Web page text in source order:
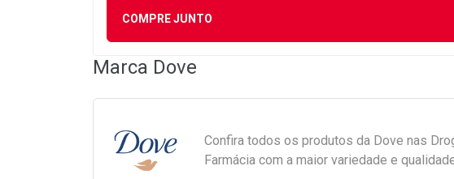
COMPRE JUNTO
Marca Dove
Confira todos os produtos da Dove nas
Farmácia com a maior variedade e